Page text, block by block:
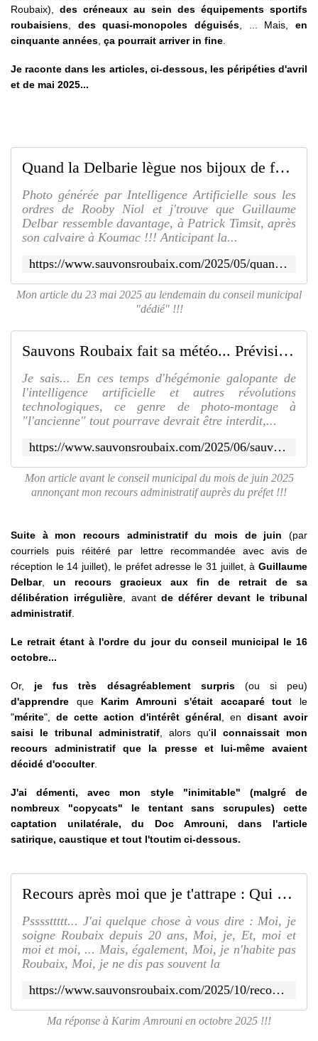
Roubaix), des créneaux au sein des équipements sportifs
roubaisiens
des quasi-monopoles déguisés , ... Mais,en
cinquante années ça pourrait arriver in fine
Je raconte dans les articles, ci-dessous, les péripéties d'avril
et de mai 2025...
Quand la Delbarie lègue nos bijoux de famille, ça me casse les roubignoles... Ouille Ouille !!! Pas vous ??? (Première Partie) - SAUVONS ROUBAIX
Photo générée par Intelligence Artificielle sous les
ordres de Rooby Niol et j'trouve que Guillaume
Delbar ressemble davantage, à Patrick Timsit, après
son calvaire à Koumac !!! Anticipant la...
https://www.sauvonsroubaix.com/2025/05/quand-la-delbarie-legue-nos-bijoux-de-famille-ca-me-casse-les-roubignoles.ouille-ouille-pas-vous-premiere-partie.html
Mon article du 23 mai 2025 au lendemain du conseil municipal
"dédié" !!!
Sauvons Roubaix fait sa météo... Prévision d'un énorme orage sur le conseil municipal ce jeudi ??? - SAUVONS ROUBAIX
Je sais... En ces temps d'hégémonie galopante de
l'intelligence artificielle et autres révolutions
technologiques, ce genre de photo-montage à
"l'ancienne" tout pourrave devrait être interdit,...
https://www.sauvonsroubaix.com/2025/06/sauvons-roubaix-fait-sa-meteo.prevision-d-un-enorme-orage-sur-le-conseil-municipal-ce-jeudi.html
Mon article avant le conseil municipal du mois de juin 2025
annonçant mon recours administratif auprès du préfet !!!
Suite à mon recours administratif du mois de juin (par
courriels puis réitéré par lettre recommandée avec avis de
réception le 14 juillet), le préfet adresse le 31 juillet, à Guillaume
Delbar, un recours gracieux aux fin de retrait de sa
délibération irrégulière , avantde déférer devant le tribunal
administratif
Le retrait étant à l'ordre du jour du conseil municipal le 16
octobre...
Or, je fus très désagréablement surpris(ou si peu)
d'apprendre que Karim Amrouni s'était accaparé tout le
"mérite", de cette action d'intérêt général , en disant avoir
saisi le tribunal administratif , alors qu'il connaissait mon
recours administratif que la presse et lui-même avaient
décidé d'occulter.
J'ai démenti, avec mon style "inimitable" (malgré de
nombreux "copycats" le tentant sans scrupules) cette
captation unilatérale, du Doc Amrouni, dans l'article
satirique, caustique et tout l'toutim ci-dessous.
Recours après moi que je t'attrape : Qui de l'œuf ou de la poule est apparu en premier... Karim Amrouni ou Khader Moulfi ??? - SAUVONS ROUBAIX
Pssssttttt... J'ai quelque chose à vous dire : Moi, je
soigne Roubaix depuis 20 ans, Moi, je, Et, moi et
moi et moi, ... Mais, également, Moi, je n'habite pas
Roubaix, Moi, je ne dis pas souvent la
https://www.sauvonsroubaix.com/2025/10/recours-apres-moi-que-je-t-attrape-qui-de-l-oeuf-ou-de-la-poule-est-apparu-en-premier.karim-amrouni-ou-khader-moulfi.html
Ma réponse à Karim Amrouni en octobre 2025 !!!